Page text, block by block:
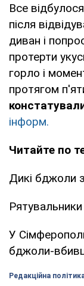
Все
після
диван і
протерти
горло і
протягом
інформ.
Читайте по
Дикі бджоли
Рятувальники
У
бджоли-
Редакційна